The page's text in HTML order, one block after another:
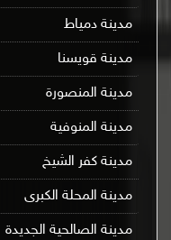
مدينة دمياط
مدينة قويسنا
مدينة المنصورة
مدينة المنوفية
مدينة كفر الشيخ
مدينة المحلة الكبرى
مدينة الصالحية الجديدة